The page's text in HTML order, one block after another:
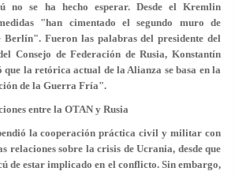
no se ha hecho esperar. Desde el Kremlin
"han cimentado el segundo muro de
Berlín". Fueron las palabras del presidente del
Consejo de Federación de Rusia, Konstantín
que la retórica actual de la Alianza se basa en la
de la Guerra Fría".
entre la OTAN y Rusia
la cooperación práctica civil y militar con
relaciones sobre la crisis de Ucrania, desde que
de estar implicado en el conflicto. Sin embargo,